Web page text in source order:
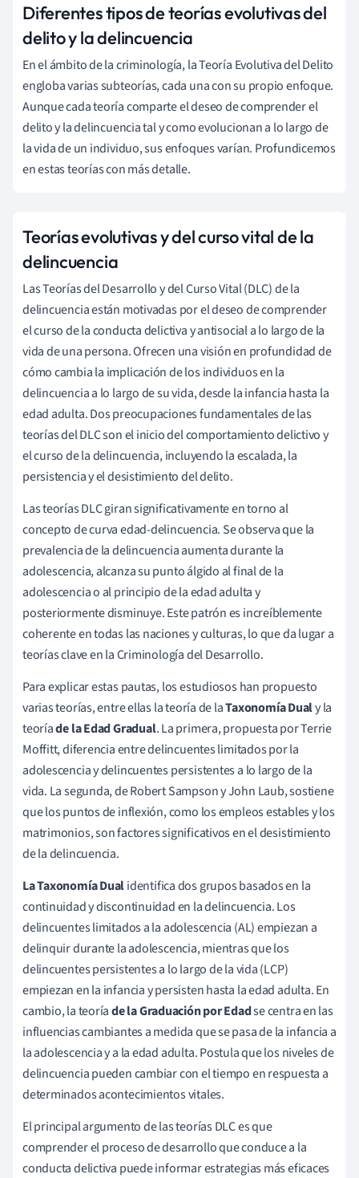
Diferentes tipos de teorías evolutivas del
delito y la delincuencia
En el ámbito de la criminología, la Teoría Evolutiva del Delito
engloba varias subteorías, cada una con su propio enfoque.
Aunque cada teoría comparte el deseo de comprender el
delito y la delincuencia tal y como evolucionan a lo largo de
la vida de un individuo, sus enfoques varían. Profundicemos
en estas teorías con más detalle.
Teorías evolutivas y del curso vital de la
delincuencia
Las Teorías del Desarrollo y del Curso Vital (DLC) de la
delincuencia están motivadas por el deseo de comprender
el curso de la conducta delictiva y antisocial a lo largo de la
vida de una persona. Ofrecen una visión en profundidad de
cómo cambia la implicación de los individuos en la
delincuencia a lo largo de su vida, desde la infancia hasta la
edad adulta. Dos preocupaciones fundamentales de las
teorías del DLC son el inicio del comportamiento delictivo y
el curso de la delincuencia, incluyendo la escalada, la
persistencia y el desistimiento del delito.
Las teorías DLC giran significativamente en torno al
concepto de curva edad-delincuencia. Se observa que la
prevalencia de la delincuencia aumenta durante la
adolescencia, alcanza su punto álgido al final de la
adolescencia o al principio de la edad adulta y
posteriormente disminuye. Este patrón es increíblemente
coherente en todas las naciones y culturas, lo que da lugar a
teorías clave en la Criminología del Desarrollo.
Para explicar estas pautas, los estudiosos han propuesto
varias teorías, entre ellas la teoría de laTaxonomía Dualy la
teoríade la Edad Gradual. La primera, propuesta por Terrie
Moffitt, diferencia entre delincuentes limitados por la
adolescencia y delincuentes persistentes a lo largo de la
vida. La segunda, de Robert Sampson y John Laub, sostiene
que los puntos de inflexión, como los empleos estables y los
matrimonios, son factores significativos en el desistimiento
de la delincuencia.
La Taxonomía Dualidentifica dos grupos basados en la
continuidad y discontinuidad en la delincuencia. Los
delincuentes limitados a la adolescencia (AL) empiezan a
delinquir durante la adolescencia, mientras que los
delincuentes persistentes a lo largo de la vida (LCP)
empiezan en la infancia y persisten hasta la edad adulta. En
cambio, la teoríade la Graduación por Edadse centra en las
influencias cambiantes a medida que se pasa de la infancia a
la adolescencia y a la edad adulta. Postula que los niveles de
delincuencia pueden cambiar con el tiempo en respuesta a
determinados acontecimientos vitales.
El principal argumento de las teorías DLC es que
comprender el proceso de desarrollo que conduce a la
conducta delictiva puede informar estrategias más eficaces